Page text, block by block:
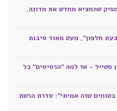
שהמציא מחדש את מדונה,
ל"גבעת חלפון", מעט מאוד סיבות
סטייל - אז למה "הרסיסים" כל
בטוחים שזה אמיתי": סדרת הרשת